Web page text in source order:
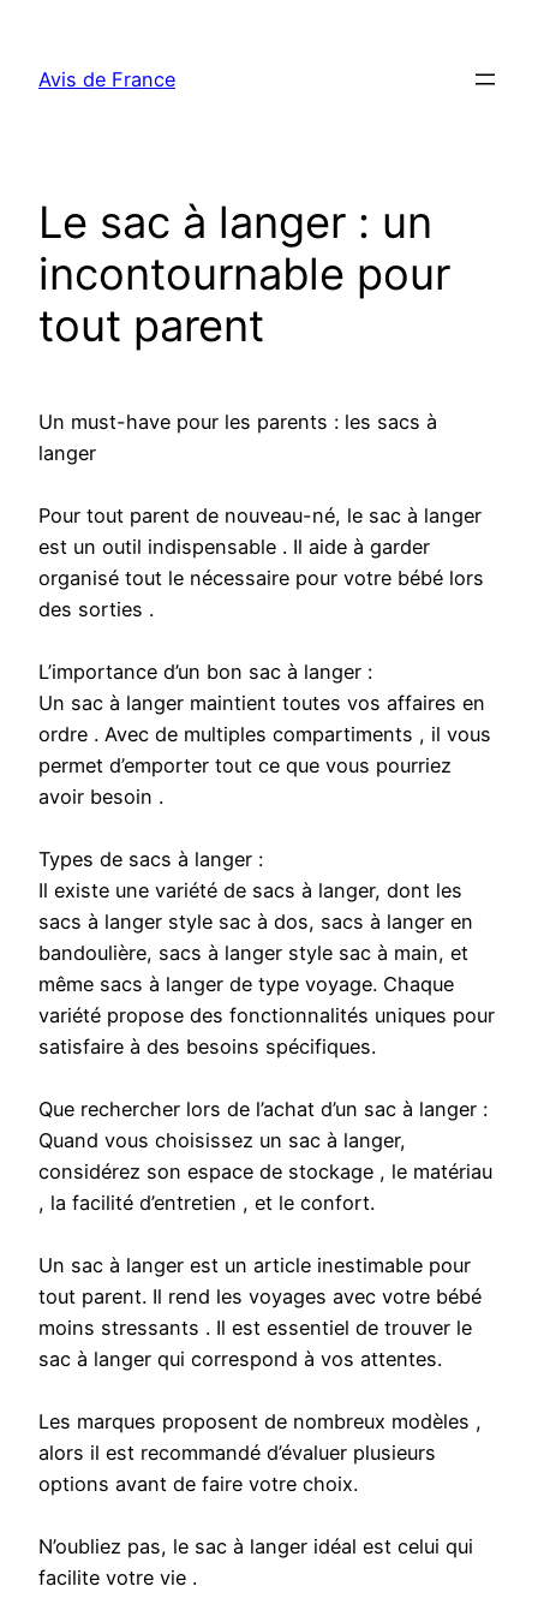
contenu
Avis de France
Le sac à langer : un
incontournable pour
tout parent
Un must-have pour les parents : les sacs à
langer
Pour tout parent de nouveau-né, le sac à langer
est un outil indispensable . Il aide à garder
organisé tout le nécessaire pour votre bébé lors
des sorties .
L’importance d’un bon sac à langer :
Un sac à langer maintient toutes vos affaires en
ordre . Avec de multiples compartiments , il vous
permet d’emporter tout ce que vous pourriez
avoir besoin .
Types de sacs à langer :
Il existe une variété de sacs à langer, dont les
sacs à langer style sac à dos, sacs à langer en
bandoulière, sacs à langer style sac à main, et
même sacs à langer de type voyage. Chaque
variété propose des fonctionnalités uniques pour
satisfaire à des besoins spécifiques.
Que rechercher lors de l’achat d’un sac à langer :
Quand vous choisissez un sac à langer,
considérez son espace de stockage , le matériau
, la facilité d’entretien , et le confort.
Un sac à langer est un article inestimable pour
tout parent. Il rend les voyages avec votre bébé
moins stressants . Il est essentiel de trouver le
sac à langer qui correspond à vos attentes.
Les marques proposent de nombreux modèles ,
alors il est recommandé d’évaluer plusieurs
options avant de faire votre choix.
N’oubliez pas, le sac à langer idéal est celui qui
facilite votre vie .